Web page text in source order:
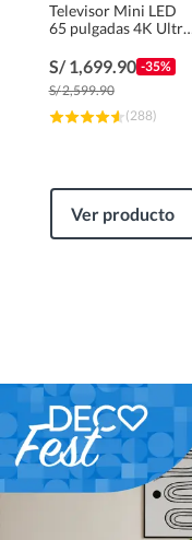
Televisor Mini LED
65 pulgadas 4K Ultra
UN65M70HAGXPE
S/1,699.90 -35%
S/2,599.90
(288)
Ver producto